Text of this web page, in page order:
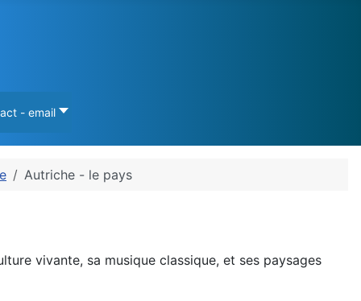
- email
Autriche - le pays
vivante, sa musique classique, et ses paysages